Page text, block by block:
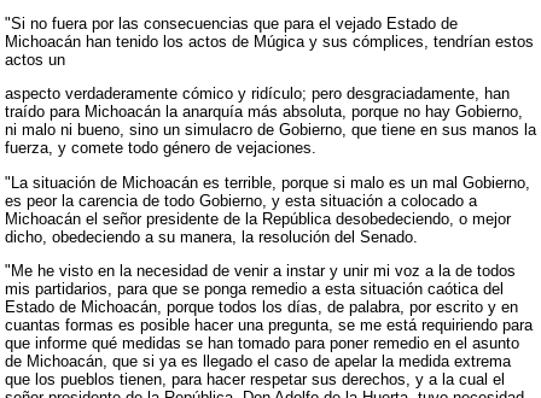
"Si no fuera por las consecuencias que para el vejado Estado de
Michoacán han tenido los actos de Múgica y sus cómplices, tendrían estos
actos un
aspecto verdaderamente cómico y ridículo; pero desgraciadamente, han
traído para Michoacán la anarquía más absoluta, porque no hay Gobierno,
ni malo ni bueno, sino un simulacro de Gobierno, que tiene en sus manos la
fuerza, y comete todo género de vejaciones.
"La situación de Michoacán es terrible, porque si malo es un mal Gobierno,
es peor la carencia de todo Gobierno, y esta situación a colocado a
Michoacán el señor presidente de la República desobedeciendo, o mejor
dicho, obedeciendo a su manera, la resolución del Senado.
"Me he visto en la necesidad de venir a instar y unir mi voz a la de todos
mis partidarios, para que se ponga remedio a esta situación caótica del
Estado de Michoacán, porque todos los días, de palabra, por escrito y en
cuantas formas es posible hacer una pregunta, se me está requiriendo para
que informe qué medidas se han tomado para poner remedio en el asunto
de Michoacán, que si ya es llegado el caso de apelar la medida extrema
que los pueblos tienen, para hacer respetar sus derechos, y a la cual el